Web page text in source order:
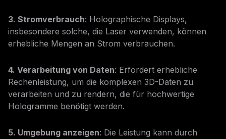
3. Stromverbrauch: Holographische Displays,
insbesondere solche, die Laser verwenden, können
erhebliche Mengen an Strom verbrauchen.
4. Verarbeitung von Daten: Erfordert erhebliche
Rechenleistung, um die komplexen 3D-Daten zu
verarbeiten und zu rendern, die für hochwertige
Hologramme benötigt werden.
5. Umgebung anzeigen: Die Leistung kann durch